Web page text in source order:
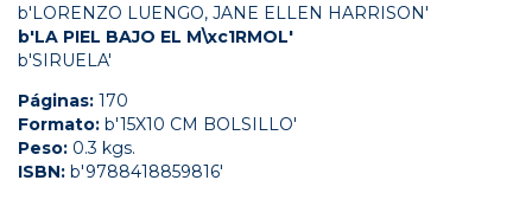
b'LORENZO LUENGO, JANE ELLEN HARRISON'
b'LA PIEL BAJO EL M\xc1RMOL'
b'SIRUELA'
Páginas: 170
Formato: b'15X10 CM BOLSILLO'
Peso: 0.3 kgs.
ISBN: b'9788418859816'